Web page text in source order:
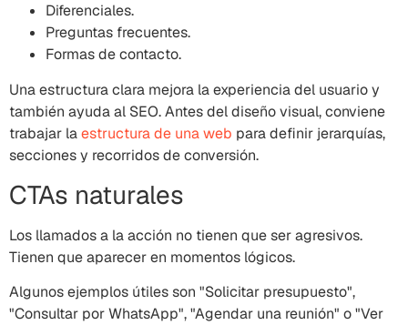
Diferenciales.
Preguntas frecuentes.
Formas de contacto.
Una estructura clara mejora la experiencia del usuario y
también ayuda al SEO. Antes del diseño visual, conviene
trabajar laestructura de una web para definir jerarquías,
secciones y recorridos de conversión.
CTAs naturales
Los llamados a la acción no tienen que ser agresivos.
Tienen que aparecer en momentos lógicos.
Algunos ejemplos útiles son "Solicitar presupuesto",
"Consultar por WhatsApp", "Agendar una reunión" o "Ver